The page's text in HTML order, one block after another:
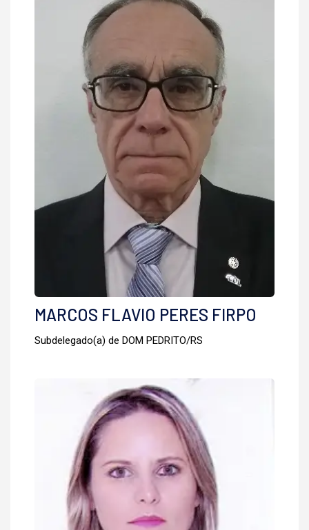
MARCOS FLAVIO PERES FIRPO
Subdelegado(a) de DOM PEDRITO/RS